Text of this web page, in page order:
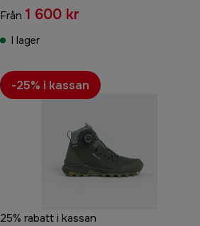
Från 1 600 kr
I lager
25% rabatt i kassan
-25% i kassan